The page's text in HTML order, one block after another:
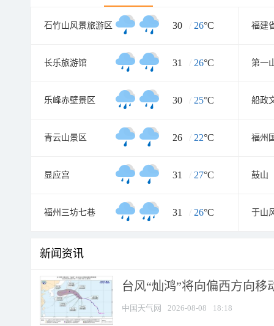
石竹山风景旅游区 30 / 26°C 福建
长乐旅游馆 31 / 26°C 第一
乐峰赤壁景区 30 / 25°C 船政
青云山景区 26 / 22°C
显应宫 31 / 27°C 鼓山
福州三坊七巷 31 / 26°C 于山
新闻资讯
台风“灿鸿”将向偏西方向移
中国天气网 2026-08-08 18:18